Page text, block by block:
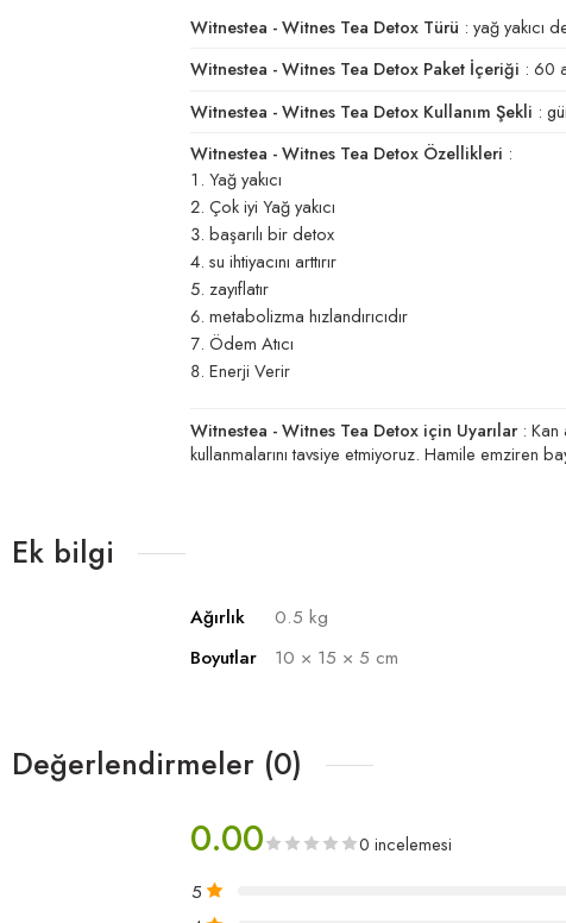
Witnestea - Witnes Tea Detox Türü : yağ yakıcı
Witnestea - Witnes Tea Detox Paket İçeriği : 60
Witnestea - Witnes Tea Detox Kullanım Şekli :
Witnestea - Witnes Tea Detox Özellikleri :
Yağ yakıcı
Çok iyi Yağ yakıcı
başarılı bir detox
su ihtiyacını arttırır
zayıflatır
metabolizma hızlandırıcıdır
Ödem Atıcı
Enerji Verir
Witnestea - Witnes Tea Detox için Uyarılar: Kan
kullanmalarını tavsiye etmiyoruz. Hamile emziren
Ek bilgi
Ağırlık
0.5 kg
Boyutlar
10 × 15 × 5 cm
Değerlendirmeler (0)
0.00 0 incelemesi
5